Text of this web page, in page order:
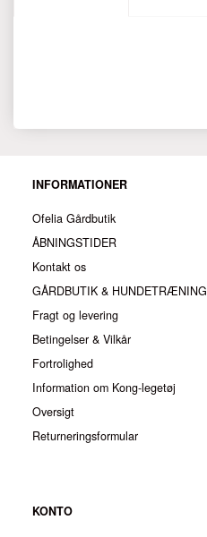
INFORMATIONER
Ofelia Gårdbutik
ÅBNINGSTIDER
Kontakt os
GÅRDBUTIK & HUNDETRÆNING
Fragt og levering
Betingelser & Vilkår
Fortrolighed
Information om Kong-legetøj
Oversigt
Returneringsformular
KONTO